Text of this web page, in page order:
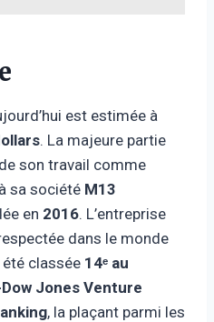
est estimée à
. La majeure partie
son travail comme
sa société M13
en 2016. L’entreprise
dans le monde
classée 14ᵉ au
Jones Venture
, la plaçant parmi les